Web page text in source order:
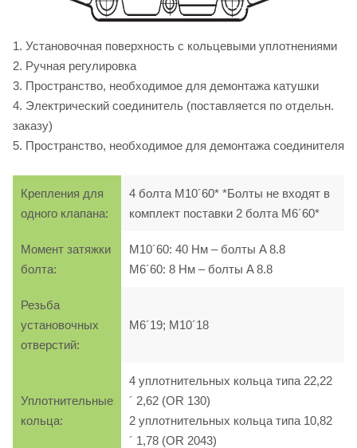
1. Установочная поверхность с кольцевыми уплотнениями
2. Ручная регулировка
3. Пространство, необходимое для демонтажа катушки
4. Электрический соединитель (поставляется по отдельн.
заказу)
5. Пространство, необходимое для демонтажа соединителя
Крепления для
одного клапана:
4 болта M10´60* *Болты не входят в
комплект поставки 2 болта M6´60*
Момент затяжки
болта:
M10´60: 40 Нм – болты A 8.8
M6´60: 8 Нм – болты A 8.8
Резьба
установочных
отверстий:
M6´19; M10´18
Уплотнительные
кольца:
4 уплотнительных кольца типа 22,22
´ 2,62 (OR 130)
2 уплотнительных кольца типа 10,82
´ 1,78 (OR 2043)